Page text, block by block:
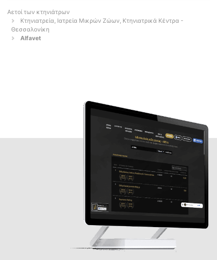
Αετοί των κτηνιάτρων
Κτηνιατρεία, Ιατρεία Μικρών Ζώων, Κτηνιατρικά Κέντρα -
Θεσσαλονίκη
Alfavet